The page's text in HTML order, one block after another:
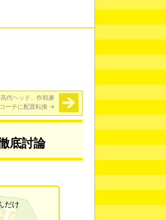
代ヘッド、作戦兼
ーチに配置転換 →
底討論
だけ